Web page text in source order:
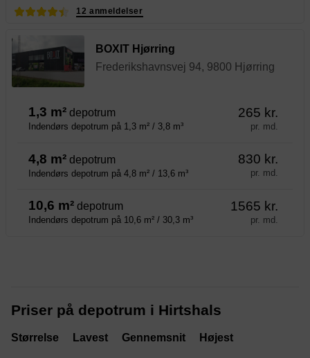
12 anmeldelser
BOXIT Hjørring
Frederikshavnsvej 94, 9800 Hjørring
1,3 m² depotrum
Indendørs depotrum på 1,3 m² / 3,8 m³
265 kr.
pr. md.
4,8 m² depotrum
Indendørs depotrum på 4,8 m² / 13,6 m³
830 kr.
pr. md.
10,6 m² depotrum
Indendørs depotrum på 10,6 m² / 30,3 m³
1565 kr.
pr. md.
Priser på depotrum i Hirtshals
Størrelse